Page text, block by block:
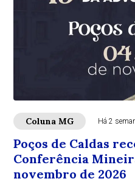
Coluna MG Há 2
Poços de Caldas
Conferência
novembro de 2026